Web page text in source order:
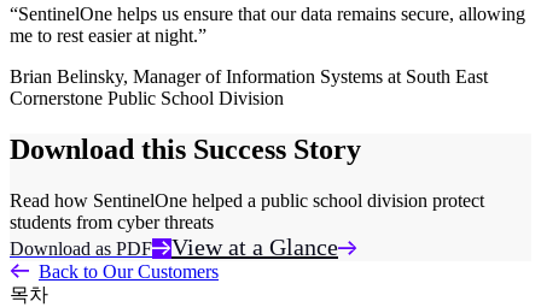
“SentinelOne helps us ensure that our data remains secure, allowing
me to rest easier at night.”
Brian Belinsky, Manager of Information Systems at South East
Cornerstone Public School Division
Download this Success Story
Read how SentinelOne helped a public school division protect
students from cyber threats
Download as PDF
View at a Glance
Back to Our Customers
목차